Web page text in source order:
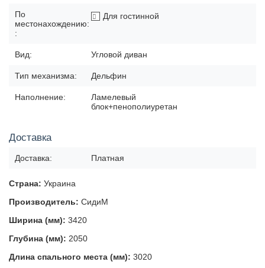
По
местонахождению:
:
Для гостинной
Вид: Угловой диван
Тип механизма: Дельфин
Наполнение:
Ламелевый
блок+пенополиуретан
Доставка
Доставка: Платная
Страна: Украина
Производитель: СидиМ
Ширина (мм): 3420
Глубина (мм): 2050
Длина спального места (мм): 3020